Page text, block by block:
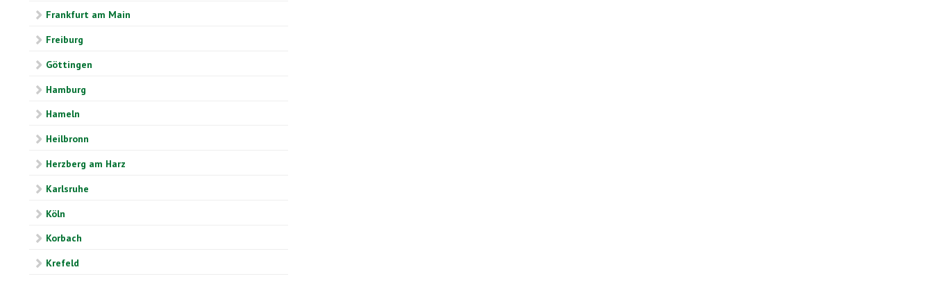
Frankfurt am Main
Freiburg
Göttingen
Hamburg
Hameln
Heilbronn
Herzberg am Harz
Karlsruhe
Köln
Korbach
Krefeld